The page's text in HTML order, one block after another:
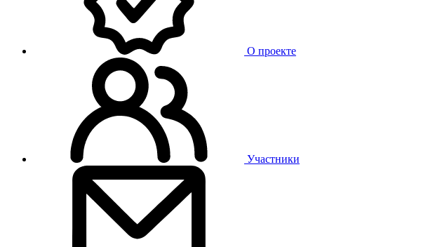
О проекте
Участники